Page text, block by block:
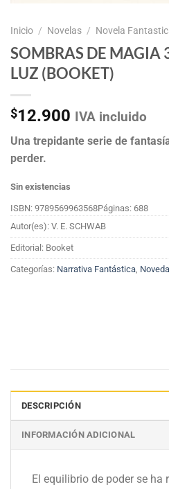
Inicio / Novelas / Novela
SOMBRAS DE MAGIA
LUZ (BOOKET)
$12.900 IVA incluido
Una trepidante serie de
perder.
Sin existencias
ISBN: 9789569963568Páginas: 688
Autor(es): V. E. SCHWAB
Editorial: Booket
Categorías: Narrativa Fantástica
DESCRIPCIÓN
INFORMACIÓN ADICIONAL
El equilibrio de poder se ha